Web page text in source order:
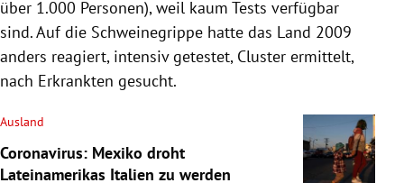
über 1.000 Personen), weil kaum Tests verfügbar
sind. Auf die Schweinegrippe hatte das Land 2009
anders reagiert, intensiv getestet, Cluster ermittelt,
nach Erkrankten gesucht.
Ausland
Coronavirus: Mexiko droht
Lateinamerikas Italien zu werden